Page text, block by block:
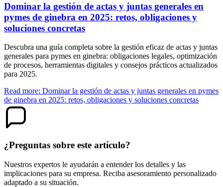
Dominar la gestión de actas y juntas generales en
pymes de ginebra en 2025: retos, obligaciones y
soluciones concretas
Descubra una guía completa sobre la gestión eficaz de actas y juntas
generales para pymes en ginebra: obligaciones legales, optimización
de procesos, herramientas digitales y consejos prácticos actualizados
para 2025.
Read more: Dominar la gestión de actas y juntas generales en pymes
de ginebra en 2025: retos, obligaciones y soluciones concretas
¿Preguntas sobre este artículo?
Nuestros expertos le ayudarán a entender los detalles y las
implicaciones para su empresa. Reciba asesoramiento personalizado
adaptado a su situación.